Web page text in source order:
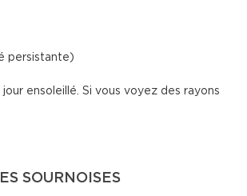
persistante)
ensoleillé. Si vous voyez des rayons
SOURNOISES